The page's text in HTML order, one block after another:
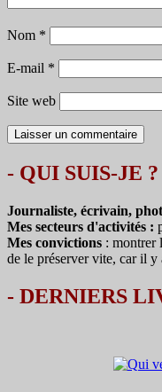
Nom *
E-mail *
Site web
- QUI SUIS-JE ?
Journaliste, écrivain,
Mes secteurs d'activités :
Mes convictions : montrer
de le préserver vite, car il y
- DERNIERS